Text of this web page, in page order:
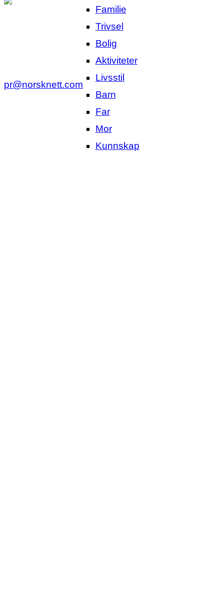
Familie
Trivsel
Bolig
Aktiviteter
Livsstil
Barn
Far
Mor
Kunnskap
pr@norsknett.com